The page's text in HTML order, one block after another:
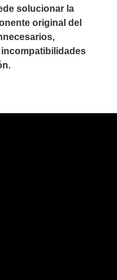
solucionar la
original del